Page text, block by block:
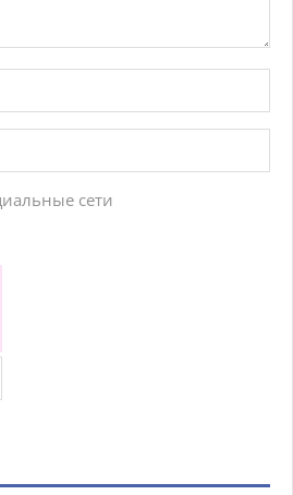
сети